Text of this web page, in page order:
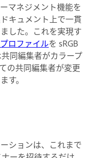
マネジメント機能を
キュメント上で一貫
した。これを実現す
ロファイルを sRGB
同編集者がカラープ
の共同編集者が変更
す。
ションは、これまで